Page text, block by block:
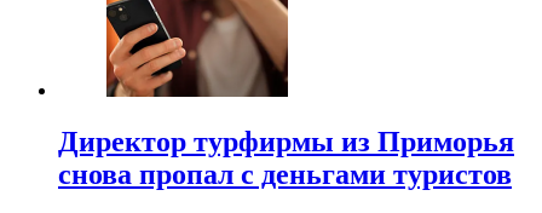
Директор турфирмы из Приморья
снова пропал с деньгами туристов